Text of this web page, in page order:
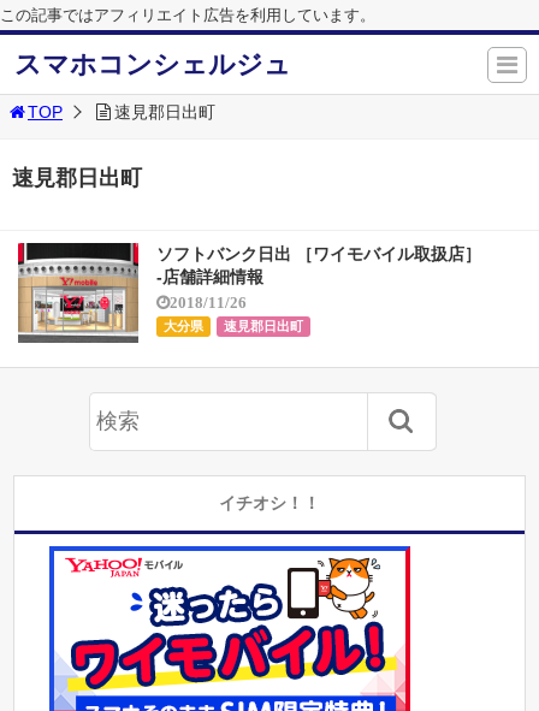
この記事ではアフィリエイト広告を利用しています。
スマホコンシェルジュ
TOP 速見郡日出町
速見郡日出町
ソフトバンク日出 ［ワイモバイル取扱店］
-店舗詳細情報
2018/11/26
大分県 速見郡日出町
イチオシ！！